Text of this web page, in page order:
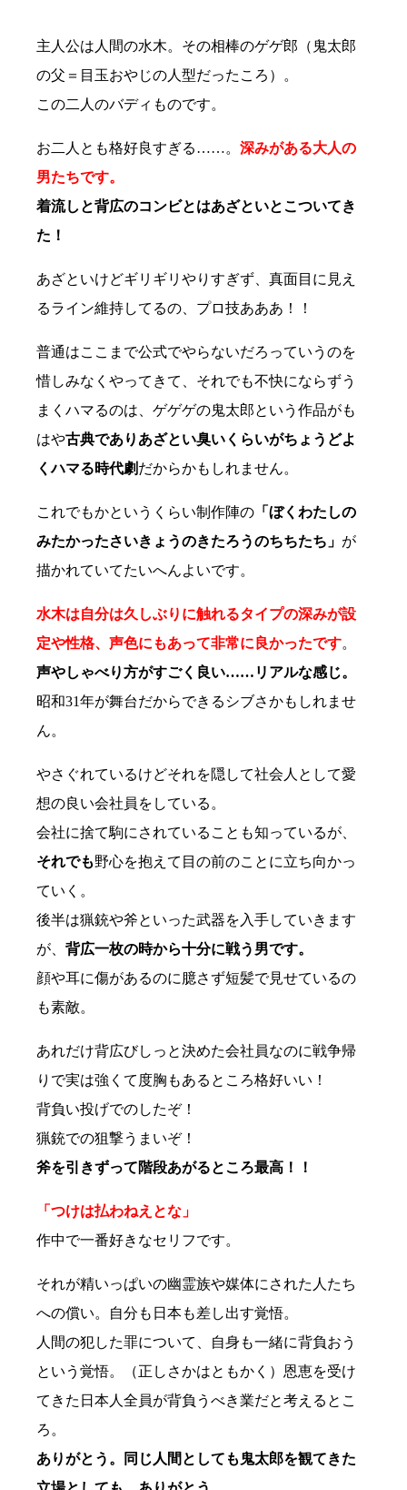
主人公は人間の水木。その相棒のゲゲ郎（鬼太郎
の父＝目玉おやじの人型だったころ）。
この二人のバディものです。
お二人とも格好良すぎる……。深みがある大人の
男たちです。
着流しと背広のコンビとはあざといとこついてき
た！
あざといけどギリギリやりすぎず、真面目に見え
るライン維持してるの、プロ技あああ！！
普通はここまで公式でやらないだろっていうのを
惜しみなくやってきて、それでも不快にならずう
まくハマるのは、ゲゲゲの鬼太郎という作品がも
はや古典でありあざとい臭いくらいがちょうどよ
くハマる時代劇 だからかもしれません。
これでもかというくらい制作陣の 「ぼくわたしの
みたかったさいきょうのきたろうのちちたち」 が
描かれていてたいへんよいです。
水木は自分は久しぶりに触れるタイプの深みが設
定や性格、声色にもあって非常に良かったです。
声やしゃべり方がすごく良い……リアルな感じ。
昭和31年が舞台だからできるシブさかもしれませ
ん。
やさぐれているけどそれを隠して社会人として愛
想の良い会社員をしている。
会社に捨て駒にされていることも知っているが、
それでも野心を抱えて目の前のことに立ち向かっ
ていく。
後半は猟銃や斧といった武器を入手していきます
が、背広一枚の時から十分に戦う男です。
顔や耳に傷があるのに臆さず短髪で見せているの
も素敵。
あれだけ背広びしっと決めた会社員なのに戦争帰
りで実は強くて度胸もあるところ格好いい！
背負い投げでのしたぞ！
猟銃での狙撃うまいぞ！
斧を引きずって階段あがるところ最高！！
「つけは払わねえとな」
作中で一番好きなセリフです。
それが精いっぱいの幽霊族や媒体にされた人たち
への償い。自分も日本も差し出す覚悟。
人間の犯した罪について、自身も一緒に背負おう
という覚悟。（正しさかはともかく）恩恵を受け
てきた日本人全員が背負うべき業だと考えるとこ
ろ。
ありがとう。同じ人間としても鬼太郎を観てきた